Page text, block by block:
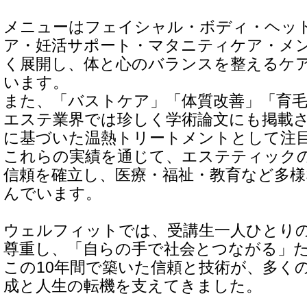
メニューはフェイシャル・ボディ・ヘッ
ア・妊活サポート・マタニティケア・メ
く展開し、体と心のバランスを整えるケ
います。
また、「バストケア」「体質改善」「育
エステ業界では珍しく学術論文にも掲載
に基づいた温熱トリートメントとして注
これらの実績を通じて、エステティック
信頼を確立し、医療・福祉・教育など多
んでいます。
ウェルフィットでは、受講生一人ひとり
尊重し、「自らの手で社会とつながる」
この10年間で築いた信頼と技術が、多く
成と人生の転機を支えてきました。